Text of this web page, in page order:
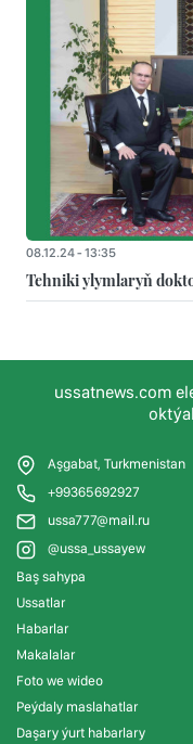
08.12.24 - 13:35
Tehniki ylymlaryň
ussatnews.com
Aşgabat, Turkmenistan
+99365692927
ussa777@mail.ru
@ussa_ussayew
Baş sahypa
Ussatlar
Habarlar
Makalalar
Foto we wideo
Peýdaly maslahatlar
Daşary ýurt habarlary